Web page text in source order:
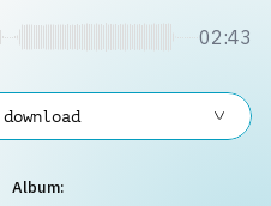
02:43
Album: